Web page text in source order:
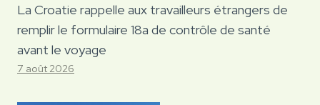
La Croatie rappelle aux travailleurs étrangers de
remplir le formulaire 18a de contrôle de santé
avant le voyage
7 août 2026